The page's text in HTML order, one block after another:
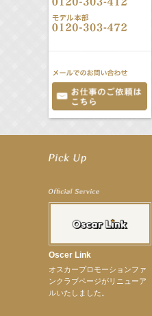
【笛木優子】8月13日（木）ドラマ『大空港〜
【elfin’】7thシングル『全世界』がFMたいはくで
【elfin’】7thシングル『全世界』がFM-UUでO.A.
【elfin’】8月16日（日）「全世界」発売記念イベ
【elfin’】7thシングル『全世界』がFM TANABE
【昆虫ハンター牧田習】8月13日（木）プライ
ショーゲスト出演！
【井頭愛海】『小さなお葬式』TV-CM出演！
【定本楓馬】WEB DIGVII 連載企画『東京23時』
Oscer Link
オスカープロモーションファ
ンクラブページがリニューア
ルいたしました。